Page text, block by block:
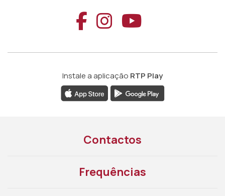
Aceder ao
Aceder ao
Aceder
Instale a aplicação RTP Play
Contactos
Frequências